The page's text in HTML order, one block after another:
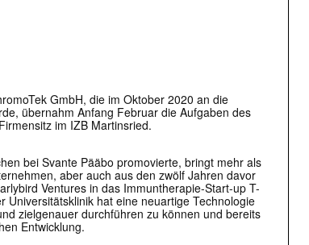
GmbH, die im Oktober 2020 an die
übernahm Anfang Februar die Aufgaben des
im IZB Martinsried.
bei Svante Pääbo promovierte, bringt mehr als
aber auch aus den zwölf Jahren davor
Ventures in das Immuntherapie-Start-up T-
hat eine neuartige Technologie
zielgenauer durchführen zu können und bereits
Entwicklung.